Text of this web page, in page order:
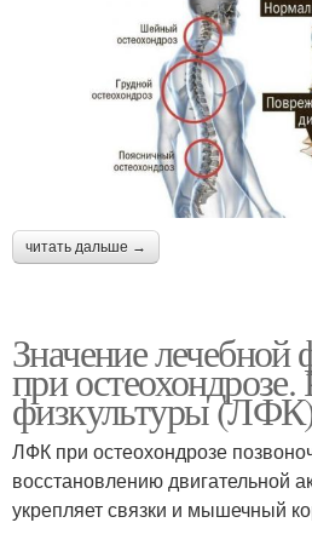
читать дальше →
Значение лечебной
при
физкультуры
ЛФК при остеохондрозе
восстановлению двигательной
укрепляет связки и мышечный